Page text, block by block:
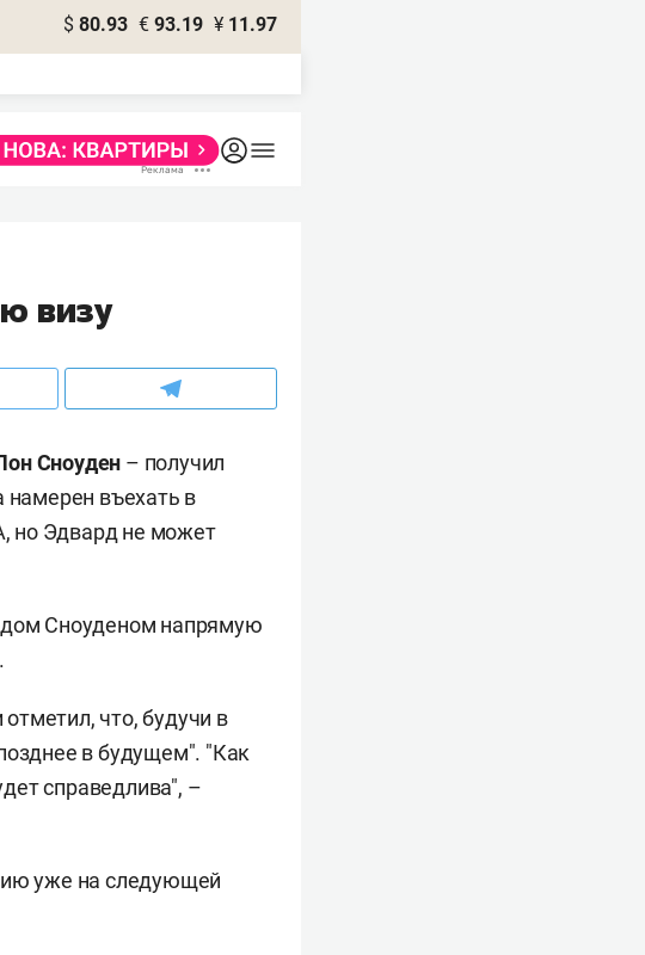
$ 80.93 € 93.19 ¥ 11.97
визу
Сноуден – получил
намерен въехать в
но Эдвард не может
Сноуденом напрямую
отметил, что, будучи в
в будущем". "Как
справедлива", –
уже на следующей